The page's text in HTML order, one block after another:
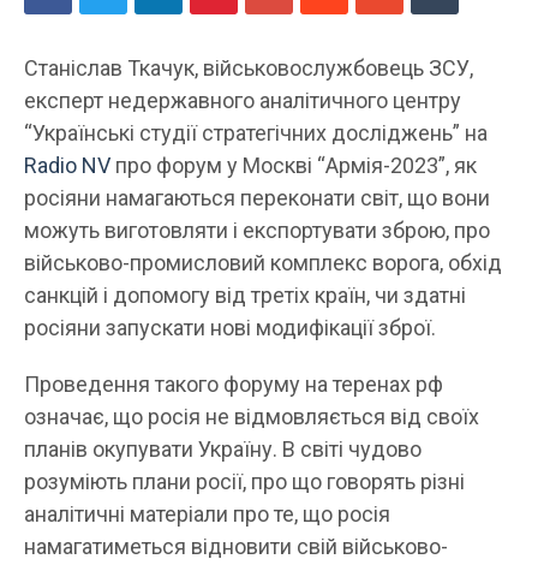
Станіслав Ткачук, військовослужбовець ЗСУ,
експерт недержавного аналітичного центру
“Українські студії стратегічних досліджень” на
Radio NV про форум у Москві “Армія-2023”, як
росіяни намагаються переконати світ, що вони
можуть виготовляти і експортувати зброю, про
військово-промисловий комплекс ворога, обхід
санкцій і допомогу від третіх країн, чи здатні
росіяни запускати нові модифікації зброї.
Проведення такого форуму на теренах рф
означає, що росія не відмовляється від своїх
планів окупувати Україну. В світі чудово
розуміють плани росії, про що говорять різні
аналітичні матеріали про те, що росія
намагатиметься відновити свій військово-